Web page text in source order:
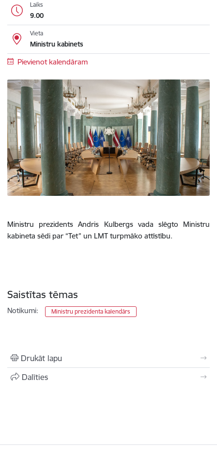
Laiks
9.00
Vieta
Ministru kabinets
Pievienot kalendāram
Ministru prezidents Andris Kulbergs vada slēgto Ministru
kabineta sēdi par “Tet” un LMT turpmāko attīstību.
Saistītas tēmas
Notikumi: Ministru prezidenta kalendārs
Drukāt lapu
Dalīties